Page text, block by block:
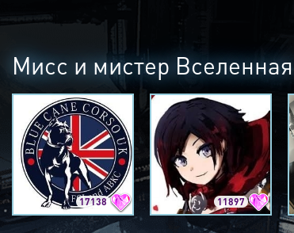
Мисс и мистер Вселенная
17138 11897